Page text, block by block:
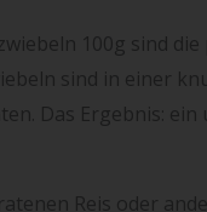
100g sind
sind in einer
Das Ergebnis:
Reis oder